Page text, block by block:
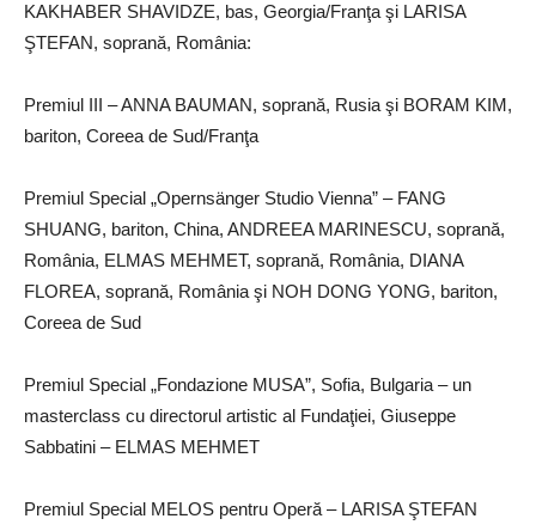
KAKHABER SHAVIDZE, bas, Georgia/Franţa şi LARISA
ŞTEFAN, soprană, România:
Premiul III – ANNA BAUMAN, soprană, Rusia şi BORAM KIM,
bariton, Coreea de Sud/Franţa
Premiul Special „Opernsänger Studio Vienna” – FANG
SHUANG, bariton, China, ANDREEA MARINESCU, soprană,
România, ELMAS MEHMET, soprană, România, DIANA
FLOREA, soprană, România şi NOH DONG YONG, bariton,
Coreea de Sud
Premiul Special „Fondazione MUSA”, Sofia, Bulgaria – un
masterclass cu directorul artistic al Fundaţiei, Giuseppe
Sabbatini – ELMAS MEHMET
Premiul Special MELOS pentru Operă – LARISA ŞTEFAN